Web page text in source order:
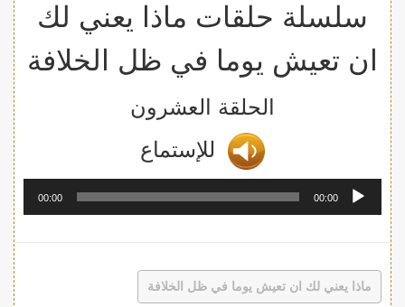
سلسلة حلقات ماذا يعني لك
ان تعيش يوما في ظل الخلافة
الحلقة العشرون
للإستماع
00:00
00:00
ماذا يعني لك ان تعيش يوما في ظل الخلافة